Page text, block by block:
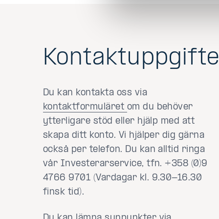
Du kan kontakta oss via
kontaktformuläret om du behöver
ytterligare stöd eller hjälp med att
skapa ditt konto. Vi hjälper dig gärna
också per telefon. Du kan alltid ringa
vår Investerarservice, tfn. +358 (0)9
4766 9701 (Vardagar kl. 9.30-16.30
finsk tid).